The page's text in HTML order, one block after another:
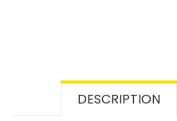
DESCRIPTION